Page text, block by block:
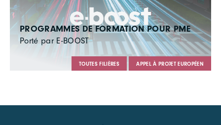
PROGRAMMES DE FORMATION POUR PME
Porté par E-BOOST
TOUTES FILIÈRES APPEL À PROJET EUROPÉEN